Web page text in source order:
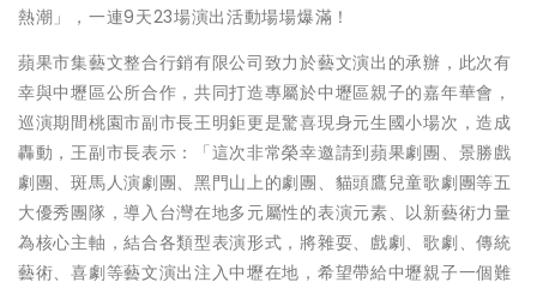
熱潮」，一連9天23場演出活動場場爆滿！
蘋果市集藝文整合行銷有限公司致力於藝文演出的承辦，此次有
幸與中壢區公所合作，共同打造專屬於中壢區親子的嘉年華會，
巡演期間桃園市副市長王明鉅更是驚喜現身元生國小場次，造成
轟動，王副市長表示：「這次非常榮幸邀請到蘋果劇團、景勝戲
劇團、斑馬人演劇團、黑門山上的劇團、貓頭鷹兒童歌劇團等五
大優秀團隊，導入台灣在地多元屬性的表演元素、以新藝術力量
為核心主軸，結合各類型表演形式，將雜耍、戲劇、歌劇、傳統
藝術、喜劇等藝文演出注入中壢在地，希望帶給中壢親子一個難